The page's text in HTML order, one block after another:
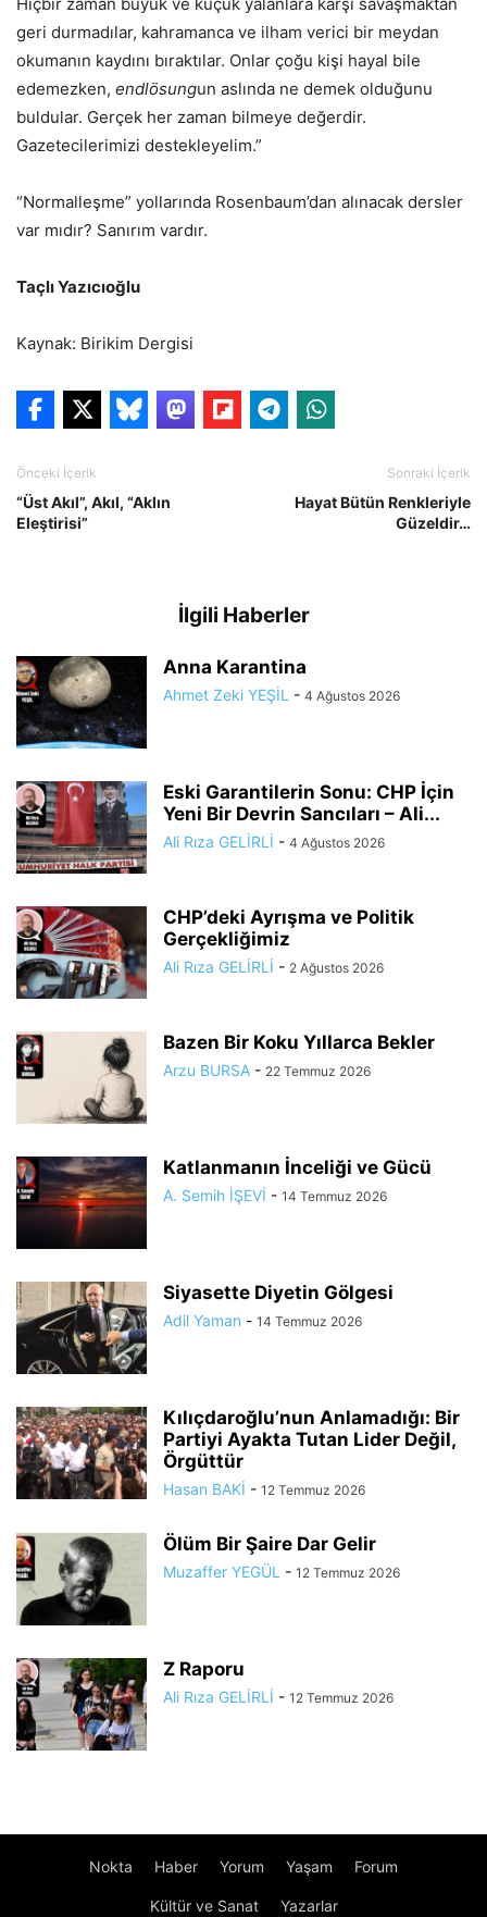
geri durmadılar, kahramanca ve ilham verici bir meydan
okumanın kaydını bıraktılar. Onlar çoğu kişi hayal bile
edemezken, endlösungun aslında ne demek olduğunu
buldular. Gerçek her zaman bilmeye değerdir.
Gazetecilerimizi destekleyelim.”
“Normalleşme” yollarında Rosenbaum’dan alınacak dersler
var mıdır? Sanırım vardır.
Taçlı Yazıcıoğlu
Kaynak: Birikim Dergisi
Önceki İçerik
“Üst Akıl”, Akıl, “Aklın
Eleştirisi”
Sonraki İçerik
Hayat Bütün Renkleriyle
Güzeldir…
İlgili Haberler
Anna Karantina
Ahmet Zeki YEŞİL - 4 Ağustos 2026
Eski Garantilerin Sonu: CHP İçin
Yeni Bir Devrin Sancıları – Ali...
Ali Rıza GELİRLİ - 4 Ağustos 2026
CHP’deki Ayrışma ve Politik
Gerçekliğimiz
Ali Rıza GELİRLİ - 2 Ağustos 2026
Bazen Bir Koku Yıllarca Bekler
Arzu BURSA - 22 Temmuz 2026
Katlanmanın İnceliği ve Gücü
A. Semih İŞEVİ - 14 Temmuz 2026
Siyasette Diyetin Gölgesi
Adil Yaman - 14 Temmuz 2026
Kılıçdaroğlu’nun Anlamadığı: Bir
Partiyi Ayakta Tutan Lider Değil,
Örgüttür
Hasan BAKİ - 12 Temmuz 2026
Ölüm Bir Şaire Dar Gelir
Muzaffer YEGÜL - 12 Temmuz 2026
Z Raporu
Ali Rıza GELİRLİ - 12 Temmuz 2026
Nokta Haber Yorum Yaşam Forum
Kültür ve Sanat Yazarlar